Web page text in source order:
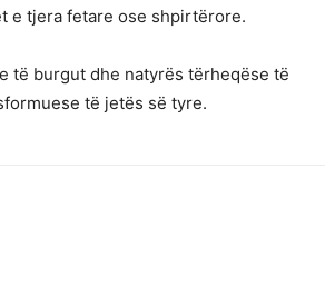
e tjera fetare ose shpirtërore.
të burgut dhe natyrës tërheqëse të
të jetës së tyre.